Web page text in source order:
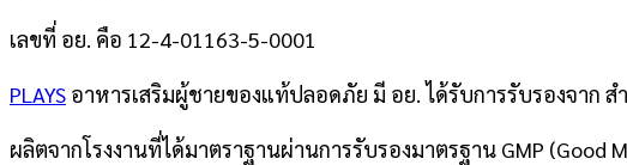
เลขที่ อย. คือ 12-4-01163-5-0001
PLAYS อาหารเสริมผู้ชายของแท้ปลอดภัย มี อย. ได้รับการรับรองจา
ผลิตจากโรงงานที่ได้มาตราฐานผ่านการรับรองมาตรฐาน GMP